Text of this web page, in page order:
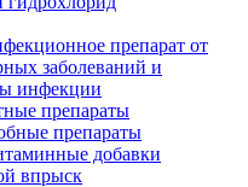
препарат от
заболеваний и
инфекции
препараты
препараты
добавки
впрыск